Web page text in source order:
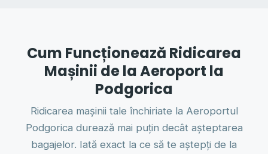
Cum Funcționează Ridicarea
Mașinii de la Aeroport la
Podgorica
Ridicarea mașinii tale închiriate la Aeroportul
Podgorica durează mai puțin decât așteptarea
bagajelor. Iată exact la ce să te aștepți de la